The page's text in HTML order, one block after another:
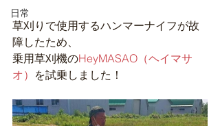
日常
草刈りで使用するハンマーナイフが故
障したため、
乗用草刈機のHeyMASAO（ヘイマサ
オ） を試乗しました！